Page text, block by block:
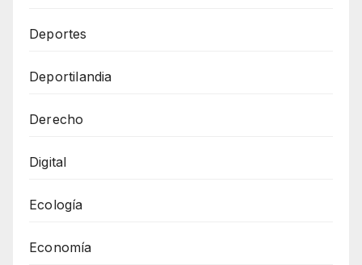
Deportes
Deportilandia
Derecho
Digital
Ecología
Economía